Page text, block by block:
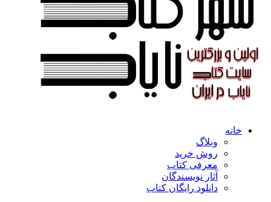
خانه
وبلاگ
روش خرید
معرفی کتاب
آثار نویسندگان
دانلود رایگان کتاب